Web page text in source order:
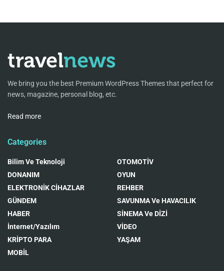
We bring you the best Premium WordPress Themes that perfect for
news, magazine, personal blog, etc.
Read more
Categories
Bilim Ve Teknoloji
DONANIM
ELEKTRONİK CİHAZLAR
GÜNDEM
HABER
İnternet/Yazılım
KRİPTO PARA
MOBİL
OTOMOTİV
OYUN
REHBER
SAVUNMA Ve HAVACILIK
SİNEMA Ve DİZİ
VİDEO
YAŞAM